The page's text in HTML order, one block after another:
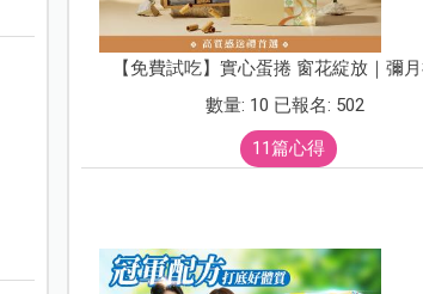
【免費試吃】實心蛋捲 窗花綻放｜彌
數量: 10 已報名: 502
11篇心得